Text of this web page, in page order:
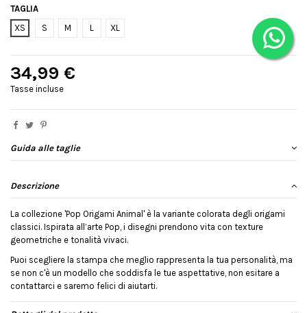
TAGLIA
XS
S M L XL
34,99 €
Tasse incluse
Guida alle taglie
Descrizione
La collezione 'Pop Origami Animal' è la variante colorata degli origami
classici. Ispirata all’arte Pop, i disegni prendono vita con texture
geometriche e tonalità vivaci.
Puoi scegliere la stampa che meglio rappresenta la tua personalità, ma
se non c'è un modello che soddisfa le tue aspettative, non esitare a
contattarci e saremo felici di aiutarti.